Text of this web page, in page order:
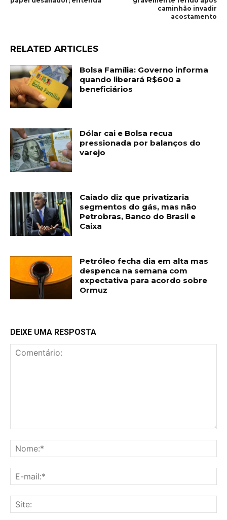
caminhão invadir
acostamento
RELATED ARTICLES
Bolsa Família: Governo informa
quando liberará R$600 a
beneficiários
Dólar cai e Bolsa recua
pressionada por balanços do
varejo
Caiado diz que privatizaria
segmentos do gás, mas não
Petrobras, Banco do Brasil e
Caixa
Petróleo fecha dia em alta mas
despenca na semana com
expectativa para acordo sobre
Ormuz
DEIXE UMA RESPOSTA